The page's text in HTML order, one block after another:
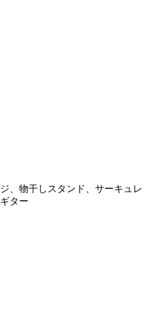
、物干しスタンド、サーキュレ
ター